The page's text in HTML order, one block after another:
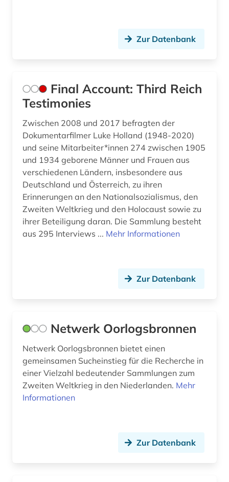
weltkrieg &lt;1939-1945&gt; (2)
zeitung (1)
zeitzeuge (3)
zivilschutz (1)
zwangsarbeit (2)
zweiter weltkrieg (31)
Zur Datenbank
Final Account: Third Reich
Testimonies
Zwischen 2008 und 2017 befragten der
Dokumentarfilmer Luke Holland (1948-2020)
und seine Mitarbeiter*innen 274 zwischen 1905
und 1934 geborene Männer und Frauen aus
verschiedenen Ländern, insbesondere aus
Deutschland und Österreich, zu ihren
Erinnerungen an den Nationalsozialismus, den
Zweiten Weltkrieg und den Holocaust sowie zu
ihrer Beteiligung daran. Die Sammlung besteht
aus 295 Interviews ... Mehr Informationen
Zur Datenbank
Netwerk Oorlogsbronnen
Netwerk Oorlogsbronnen bietet einen
gemeinsamen Sucheinstieg für die Recherche in
einer Vielzahl bedeutender Sammlungen zum
Zweiten Weltkrieg in den Niederlanden. Mehr
Informationen
Zur Datenbank